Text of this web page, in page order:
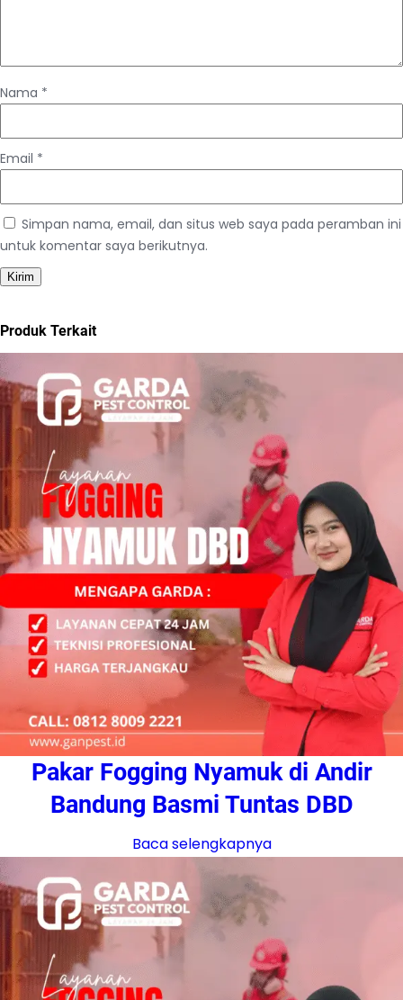
Nama *
Email *
Simpan nama, email, dan situs web saya pada peramban ini
untuk komentar saya berikutnya.
Produk Terkait
Pakar Fogging Nyamuk di Andir
Bandung Basmi Tuntas DBD
Baca selengkapnya